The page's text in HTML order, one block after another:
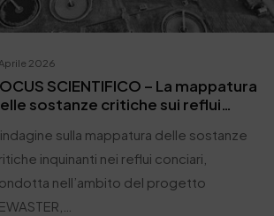
2026
SCIENTIFICO – La mappatura
sostanze critiche sui reflui
sulla mappatura delle sostanze
inquinanti nei reflui conciari,
nell’ambito del progetto